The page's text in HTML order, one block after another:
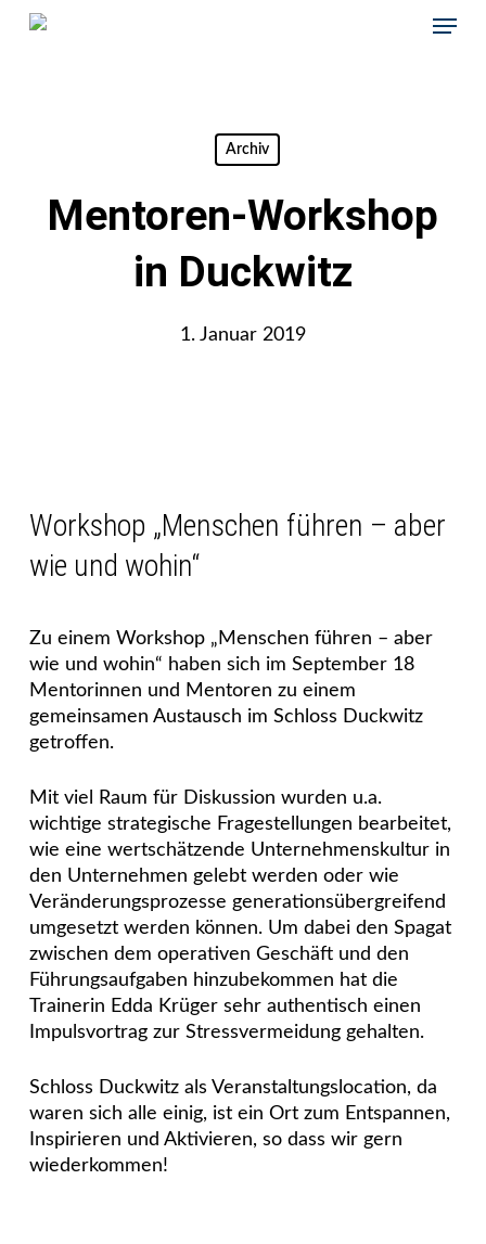
Skip
Menu
Archiv
Mentoren-Workshop
in Duckwitz
1. Januar 2019
Workshop „Menschen führen – aber
wie und wohin“
Zu einem Workshop „Menschen führen – aber
wie und wohin“ haben sich im September 18
Mentorinnen und Mentoren zu einem
gemeinsamen Austausch im Schloss Duckwitz
getroffen.
Mit viel Raum für Diskussion wurden u.a.
wichtige strategische Fragestellungen bearbeitet,
wie eine wertschätzende Unternehmenskultur in
den Unternehmen gelebt werden oder wie
Veränderungsprozesse generationsübergreifend
umgesetzt werden können. Um dabei den Spagat
zwischen dem operativen Geschäft und den
Führungsaufgaben hinzubekommen hat die
Trainerin Edda Krüger sehr authentisch einen
Impulsvortrag zur Stressvermeidung gehalten.
Schloss Duckwitz als Veranstaltungslocation, da
waren sich alle einig, ist ein Ort zum Entspannen,
Inspirieren und Aktivieren, so dass wir gern
wiederkommen!